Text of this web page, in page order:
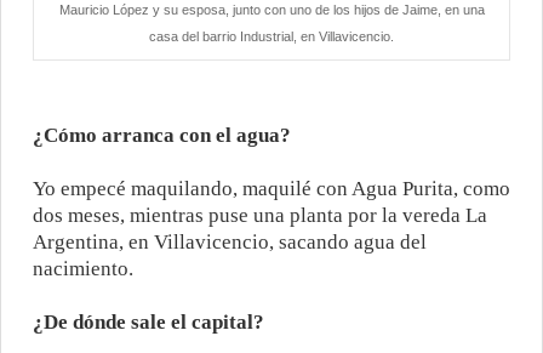
Mauricio López y su esposa, junto con uno de los hijos de Jaime, en una
casa del barrio Industrial, en Villavicencio.
¿Cómo arranca con el agua?
Yo empecé maquilando, maquilé con Agua Purita, como
dos meses, mientras puse una planta por la vereda La
Argentina, en Villavicencio, sacando agua del
nacimiento.
¿De dónde sale el capital?